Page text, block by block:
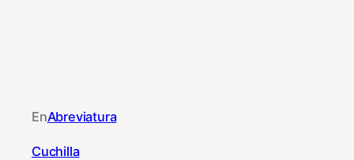
EnAbreviatura
Cuchilla